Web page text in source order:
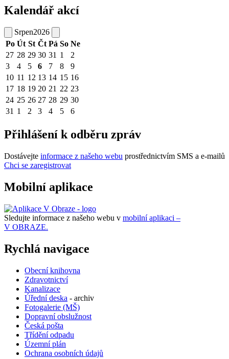
Kalendář akcí
Srpen2026
Po Út St Čt Pá So Ne
27 28 29 30 31 1
2
3
4 5 6 7 8
9
10 11 12 13 14 15 16
17 18 19 20 21 22 23
24 25 26 27 28 29 30
31 1 2 3 4 5 6
Přihlášení k odběru zpráv
Dostávejte informace z našeho webu prostřednictvím SMS a e-mailů
Chci se zaregistrovat
Mobilní aplikace
Sledujte informace z našeho webu v mobilní aplikaci –
V OBRAZE.
Rychlá navigace
Obecní knihovna
Zdravotnictví
Kanalizace
Úřední deska - archiv
Fotogalerie (MŠ)
Dopravní obslužnost
Česká pošta
Třídění odpadu
Územní plán
Ochrana osobních údajů